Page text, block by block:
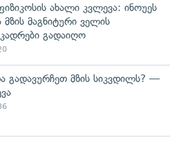
ახალი კვლევა: ინოუეს
მაგნიტური ველის
გადაიღო
გადავურჩეთ მზის სიკვდილს? —